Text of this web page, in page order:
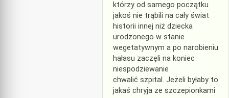
którzy od samego początku
jakoś nie trąbili na cały świat
historii innej niż dziecka
urodzonego w stanie
wegetatywnym a po narobieniu
hałasu zaczęli na koniec
niespodziewanie
chwalić szpital. Jeżeli byłaby to
jakaś chryja ze szczepionkami